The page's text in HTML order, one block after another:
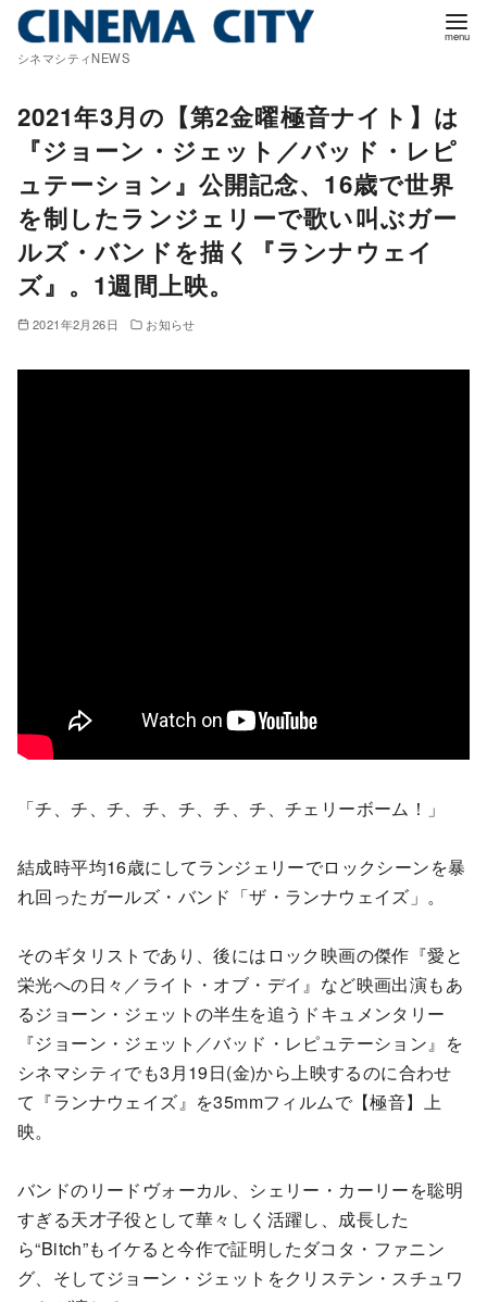
シネマシティNEWS
2021年3月の【第2金曜極音ナイト】は
『ジョーン・ジェット／バッド・レピ
ュテーション』公開記念、16歳で世界
を制したランジェリーで歌い叫ぶガー
ルズ・バンドを描く『ランナウェイ
ズ』。1週間上映。
2021年2月26日 お知らせ
「チ、チ、チ、チ、チ、チ、チ、チェリーボーム！」
結成時平均16歳にしてランジェリーでロックシーンを暴
れ回ったガールズ・バンド「ザ・ランナウェイズ」。
そのギタリストであり、後にはロック映画の傑作『愛と
栄光への日々／ライト・オブ・デイ』など映画出演もあ
るジョーン・ジェットの半生を追うドキュメンタリー
『ジョーン・ジェット／バッド・レピュテーション』を
シネマシティでも3月19日(金)から上映するのに合わせ
て『ランナウェイズ』を35mmフィルムで【極音】上
映。
バンドのリードヴォーカル、シェリー・カーリーを聡明
すぎる天才子役として華々しく活躍し、成長した
ら“Bitch”もイケると今作で証明したダコタ・ファニン
グ、そしてジョーン・ジェットをクリステン・スチュワ